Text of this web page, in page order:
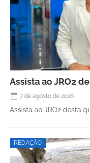
Assista ao JRO2
7 de agosto de 2026
Assista ao JRO2 desta
REDAÇÃO